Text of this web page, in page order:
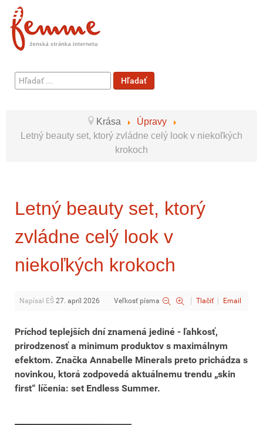
Hľadať
...
Hľadať
Krása
Úpravy
Letný beauty set, ktorý zvládne celý look v niekoľkých
krokoch
Letný beauty set, ktorý
zvládne celý look v
niekoľkých krokoch
Napísal EŠ 27. apríl 2026 Veľkosť písma Tlačiť Email
Príchod teplejších dní znamená jediné - ľahkosť,
prirodzenosť a minimum produktov s maximálnym
efektom. Značka Annabelle Minerals preto prichádza s
novinkou, ktorá zodpovedá aktuálnemu trendu „skin
first“ líčenia: set Endless Summer.